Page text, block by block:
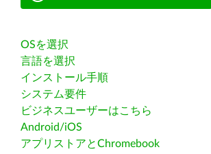
OSを選択
言語を選択
インストール手順
システム要件
ビジネスユーザーはこちら
Android/iOS
アプリストアとChromebook